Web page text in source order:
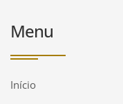
Menu
Início